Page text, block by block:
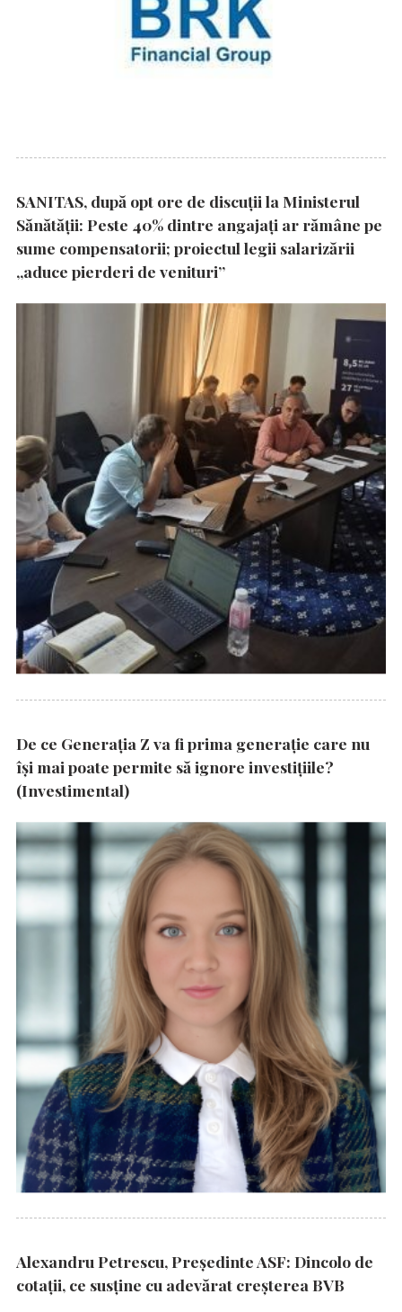
SANITAS, după opt ore de discuții la Ministerul
Sănătății: Peste 40% dintre angajați ar rămâne pe
sume compensatorii; proiectul legii salarizării
„aduce pierderi de venituri”
De ce Generația Z va fi prima generație care nu
își mai poate permite să ignore investițiile?
(Investimental)
Alexandru Petrescu, Președinte ASF: Dincolo de
cotații, ce susține cu adevărat creșterea BVB